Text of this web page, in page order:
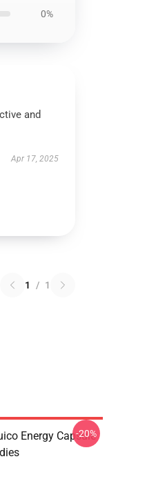
0%
and
Apr 17, 2025
1 / 1
Energy Capsule
-20%